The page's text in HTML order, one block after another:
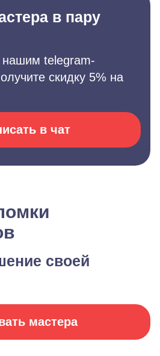
в пару
нашим telegram-
скидку 5% на
в чат
своей
мастера